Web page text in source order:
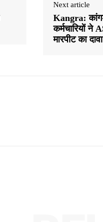
Next article
Kangra:
कर्मचारियों ने
मारपीट का दावा